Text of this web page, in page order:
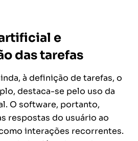
e
das tarefas
à definição de tarefas, o
destaca-se pelo uso da
O software, portanto,
respostas do usuário ao
interações recorrentes.